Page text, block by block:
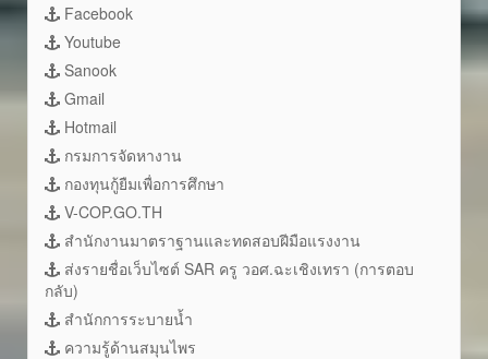
Facebook
Youtube
Sanook
Gmail
Hotmail
กรมการจัดหางาน
กองทุนกู้ยืมเพื่อการศึกษา
V-COP.GO.TH
สำนักงานมาตราฐานและทดสอบฝีมือแรงงาน
ส่งรายชื่อเว็บไซต์ SAR ครู วอศ.ฉะเชิงเทรา (การตอบ
กลับ)
สำนักการระบายน้ำ
ความรู้ด้านสมุนไพร